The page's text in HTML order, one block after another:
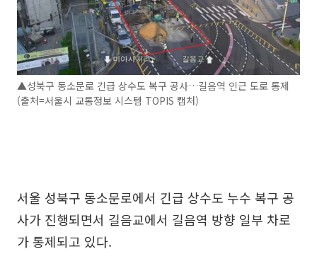
▲성북구 동소문로 긴급 상수도 복구 공사…길음역 인근 도로 통제
(출처=서울시 교통정보 시스템 TOPIS 캡처)
서울 성북구 동소문로에서 긴급 상수도 누수 복구 공
사가 진행되면서 길음교에서 길음역 방향 일부 차로
가 통제되고 있다.